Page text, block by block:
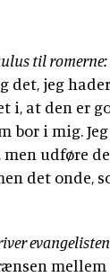
til romerne:
det, jeg
i, at den er
bor i mig.
udføre
det onde,